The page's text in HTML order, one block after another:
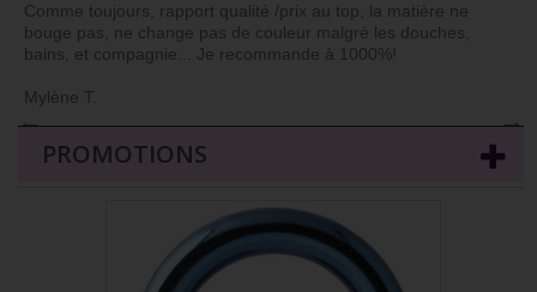
Comme toujours, rapport qualité /prix au top, la matière ne
bouge pas, ne change pas de couleur malgré les douches,
bains, et compagnie... Je recommande à 1000%!
Mylène T.
→
←
PROMOTIONS